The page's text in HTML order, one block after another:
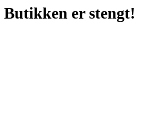
Butikken er stengt!